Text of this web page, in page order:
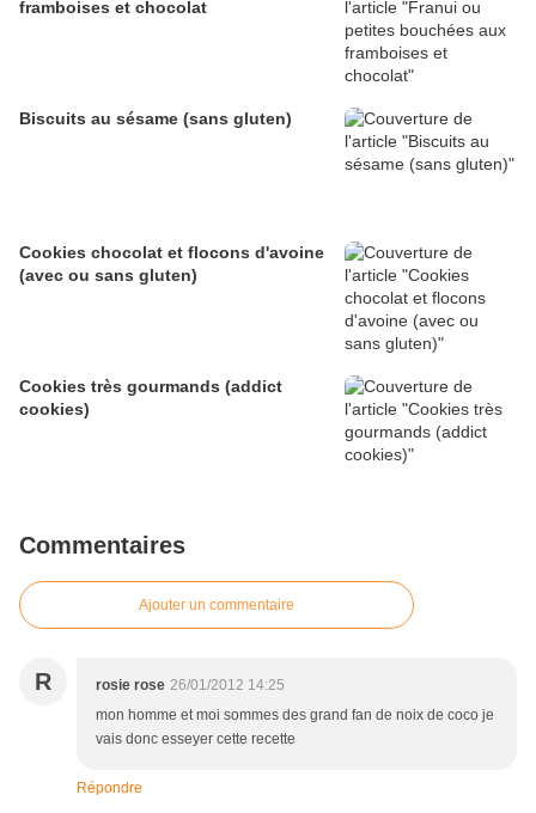
framboises et chocolat
Biscuits au sésame (sans gluten)
Cookies chocolat et flocons d'avoine
(avec ou sans gluten)
Cookies très gourmands (addict
cookies)
Commentaires
Ajouter un commentaire
R rosie rose 26/01/2012 14:25
mon homme et moi sommes des grand fan de noix de coco je
vais donc esseyer cette recette
Répondre